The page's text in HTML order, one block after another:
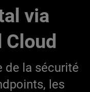
via
de la sécurité
les